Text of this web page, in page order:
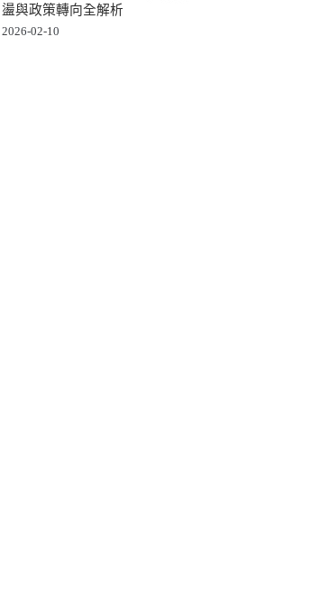
盪與政策轉向全解析
2026-02-10